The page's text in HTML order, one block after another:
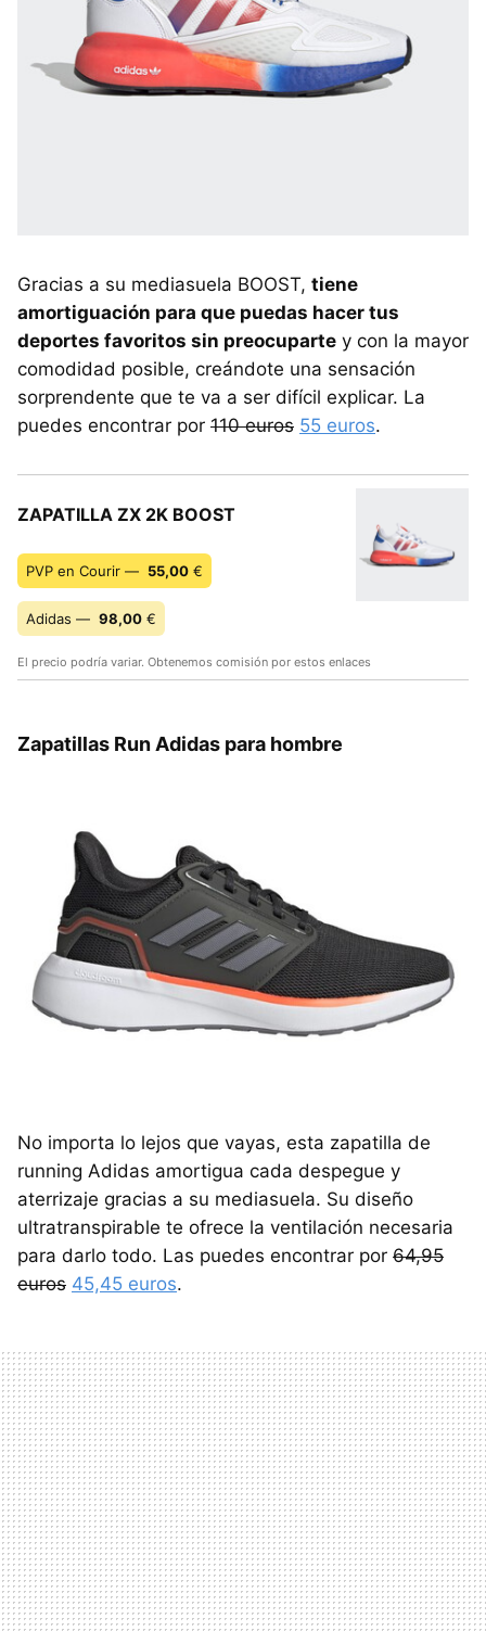
Gracias a su mediasuela BOOST, tiene
amortiguación para que puedas hacer tus
deportes favoritos sin preocuparte y con la mayor
comodidad posible, creándote una sensación
sorprendente que te va a ser difícil explicar. La
puedes encontrar por 110 euros 55 euros.
ZAPATILLA ZX 2K BOOST
PVP en Courir — 55,00 €
Adidas — 98,00 €
El precio podría variar. Obtenemos comisión por estos enlaces
Zapatillas Run Adidas para hombre
No importa lo lejos que vayas, esta zapatilla de
running Adidas amortigua cada despegue y
aterrizaje gracias a su mediasuela. Su diseño
ultratranspirable te ofrece la ventilación necesaria
para darlo todo. Las puedes encontrar por 64,95
euros 45,45 euros.